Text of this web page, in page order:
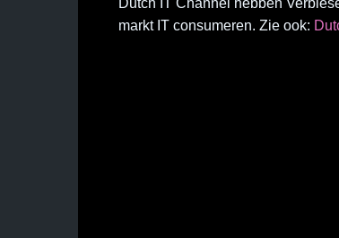
Dutch IT Channel hebben
markt IT consumeren. Zie ook: